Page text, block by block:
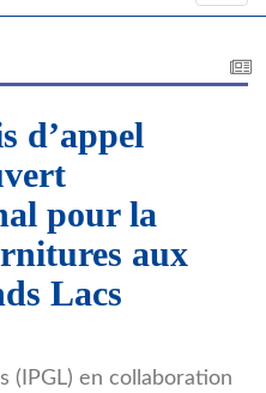
d’appel
pour la
aux
Lacs
(IPGL) en collaboration